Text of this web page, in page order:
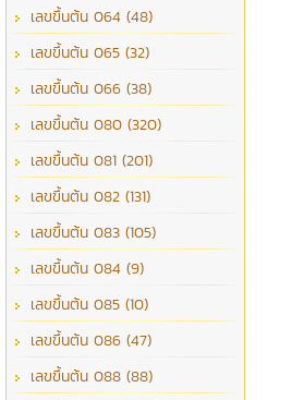
เลขขึ้นต้น 064 (48)
เลขขึ้นต้น 065 (32)
เลขขึ้นต้น 066 (38)
เลขขึ้นต้น 080 (320)
เลขขึ้นต้น 081 (201)
เลขขึ้นต้น 082 (131)
เลขขึ้นต้น 083 (105)
เลขขึ้นต้น 084 (9)
เลขขึ้นต้น 085 (10)
เลขขึ้นต้น 086 (47)
เลขขึ้นต้น 088 (88)